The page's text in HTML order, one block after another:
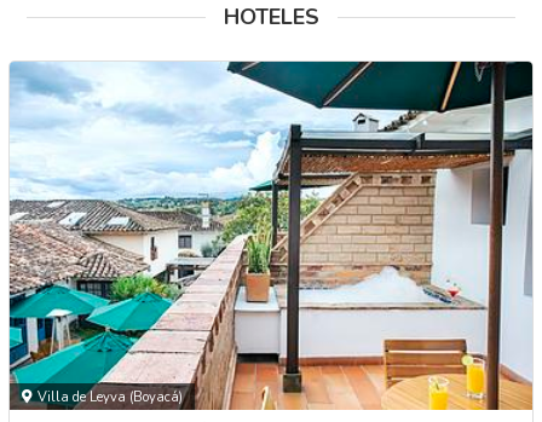
HOTELES
Villa de Leyva (Boyacá)